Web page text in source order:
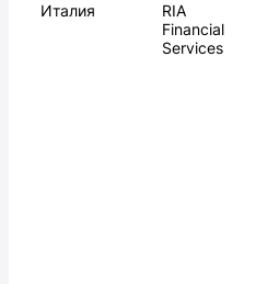
Италия
RIA
Financial
Services